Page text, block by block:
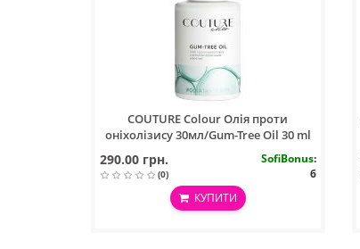
COUTURE Colour Олія проти
оніхолізису 30мл/Gum-Tree Oil 30 ml
290.00 грн.
(0)
SofiBonus:
6
КУПИТИ